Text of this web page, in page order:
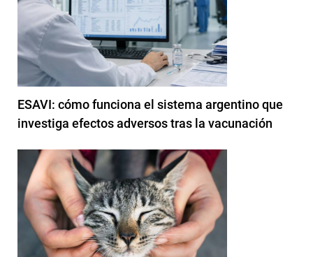
ESAVI: cómo funciona el sistema argentino que
investiga efectos adversos tras la vacunación